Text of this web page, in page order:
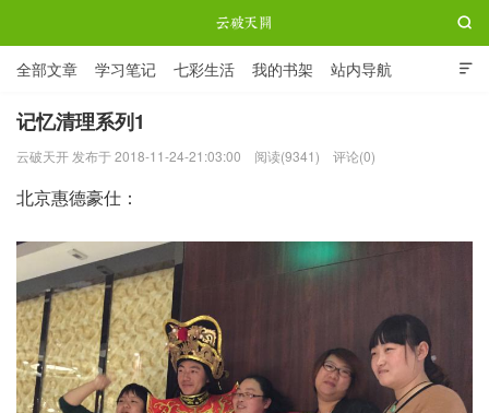

全部文章 学习笔记 七彩生活 我的书架 站内导航
ABOUT ME

记忆清理系列1
云破天开 发布于 2018-11-24-21:03:00 阅读(9341) 评论(0)
北京惠德豪仕：